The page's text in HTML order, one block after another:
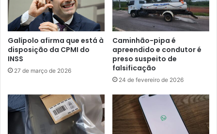
Galípolo afirma que está à
disposição da CPMI do
INSS
27 de março de 2026
Caminhão-pipa é
apreendido e condutor é
preso suspeito de
falsificação
24 de fevereiro de 2026